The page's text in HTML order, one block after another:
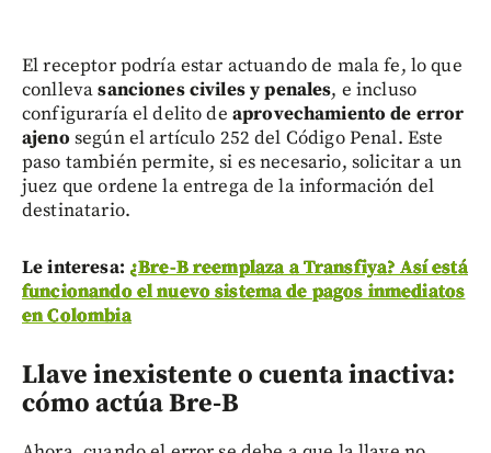
El receptor podría estar actuando de mala fe, lo que
conllevasanciones civiles y penales, e incluso
configuraría el delito de aprovechamiento de error
ajeno según el artículo 252 del Código Penal. Este
paso también permite, si es necesario, solicitar a un
juez que ordene la entrega de la información del
destinatario.
Le interesa: ¿Bre-B reemplaza a Transfiya? Así está
funcionando el nuevo sistema de pagos inmediatos
en Colombia
Llave inexistente o cuenta inactiva:
cómo actúa Bre-B